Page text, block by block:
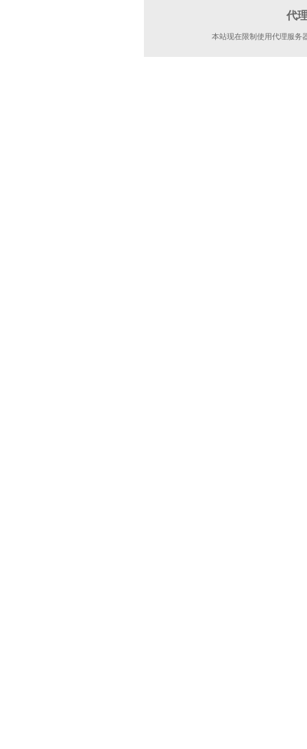
代
本站现在限制使用代理服务